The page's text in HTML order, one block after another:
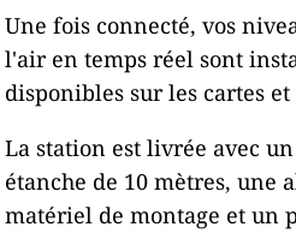
Une fois connecté, vos
l'air en temps réel sont
disponibles sur les cartes
La station est livrée avec
étanche de 10 mètres, une
matériel de montage et un